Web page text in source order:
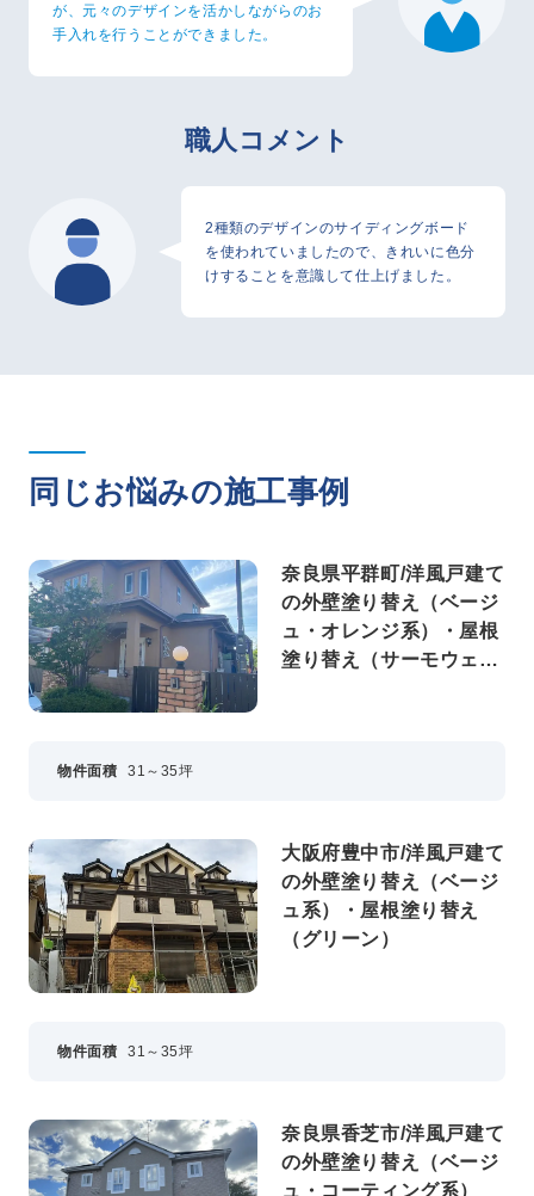
が、元々のデザインを活かしながらのお
手入れを行うことができました。
職人コメント
2種類のデザインのサイディングボード
を使われていましたので、きれいに色分
けすることを意識して仕上げました。
同じお悩みの施工事例
奈良県平群町/洋風戸建て
の外壁塗り替え（ベージ
ュ・オレンジ系）・屋根
塗り替え（サーモウェザ
物件面積 31～35坪
大阪府豊中市/洋風戸建て
の外壁塗り替え（ベージ
ュ系）・屋根塗り替え
（グリーン）
物件面積 31～35坪
奈良県香芝市/洋風戸建て
の外壁塗り替え（ベージ
ュ・コーティング系）